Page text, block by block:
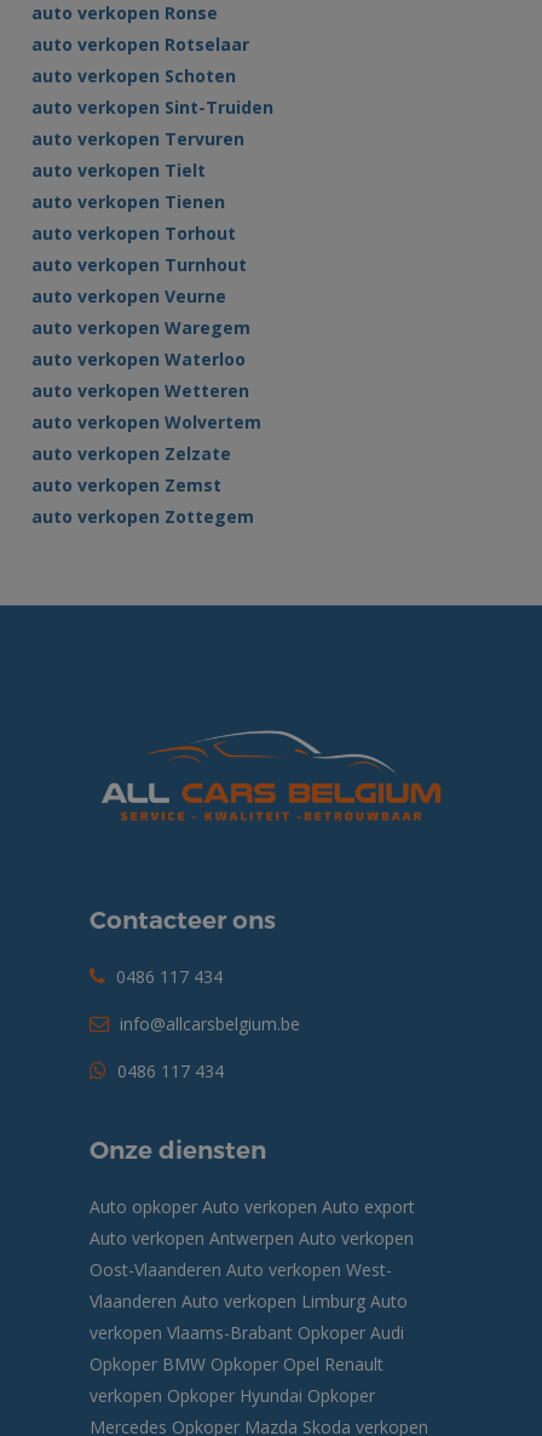
auto verkopen Ronse
auto verkopen Rotselaar
auto verkopen Schoten
auto verkopen Sint-Truiden
auto verkopen Tervuren
auto verkopen Tielt
auto verkopen Tienen
auto verkopen Torhout
auto verkopen Turnhout
auto verkopen Veurne
auto verkopen Waregem
auto verkopen Waterloo
auto verkopen Wetteren
auto verkopen Wolvertem
auto verkopen Zelzate
auto verkopen Zemst
auto verkopen Zottegem
Contacteer ons
0486 117 434
info@allcarsbelgium.be
0486 117 434
Onze diensten
Auto opkoper Auto verkopen Auto export
Auto verkopen Antwerpen Auto verkopen
Oost-Vlaanderen Auto verkopen West-
Vlaanderen Auto verkopen Limburg Auto
verkopen Vlaams-Brabant Opkoper Audi
Opkoper BMW Opkoper Opel Renault
verkopen Opkoper Hyundai Opkoper
Mercedes Opkoper Mazda Skoda verkopen